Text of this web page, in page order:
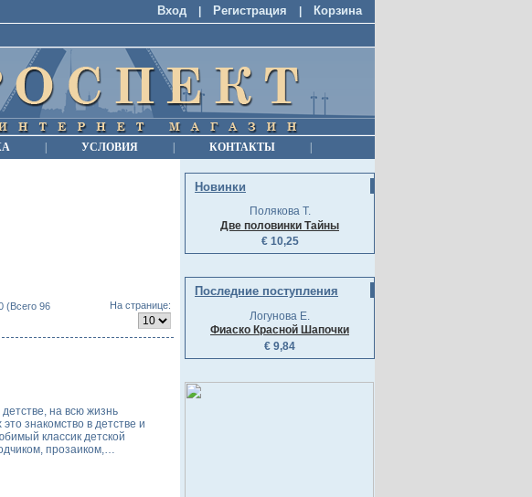
Вход Регистрация Корзина
УСЛОВИЯ КОНТАКТЫ
(Всего 96
На странице:
на всю жизнь
знакомство в детстве и
классик детской
прозаиком,…
Новинки
Полякова Т.
Две половинки Тайны
€ 10,25
Последние поступления
Логунова Е.
Фиаско Красной Шапочки
€ 9,84